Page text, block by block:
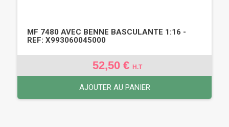
MF 7480 AVEC BENNE BASCULANTE 1:16 -
REF: X993060045000
52,50 € H.T
AJOUTER AU PANIER